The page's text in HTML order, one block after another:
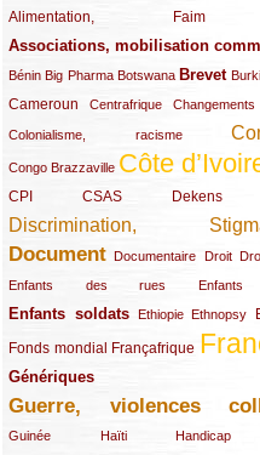
Alimentation, Faim
(48/289)
(203/289)
Associations, mobilisation
(65/289)
Bénin
(13/289)Big Pharma
(16/289) Botswana
(9/289) Brevet
(83/289)
(18/289)
(30/289)
Cameroun
(47/289) Centrafrique
(23/289)
(10/289)
Colonialisme, racisme
(19/289)
(118/289)
Congo Brazzaville
(24/289) Côte
(263/289)
(13/289)
CPI
(48/289) CSAS
(32/289) Dekens
(29/289)
(19/289)
Discrimination,
(131/289)
Document
(145/289) Documentaire
(9/289) Droit
(20/289)
(22/289)
Enfants des rues
(21/289) Enfants
(10/289)
Enfants soldats
(68/289) Ethiopie
(12/289) Ethnopsy
(15/289)
(55/289)
(22/289)
Fonds mondial
(48/289) Françafrique
(39/289)
(289/289)
(12/289)
Génériques
(59/289)
(22/289)
Guerre, violences
(149/289)
Guinée
(12/289) Haïti
(15/289) Handicap
(10/289)
(49/289)